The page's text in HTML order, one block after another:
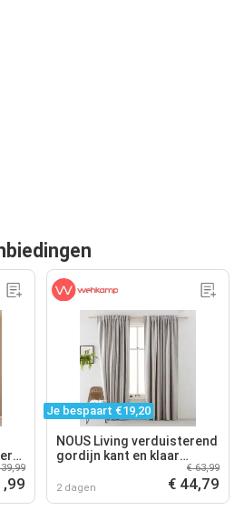
Je bespaart €19,20
NOUS Living verduisterend
gordijn kant en klaar
Reykjavik (per stuk) (145 x
270 cm)
2 dagen
€ 63,99
€ 44,79